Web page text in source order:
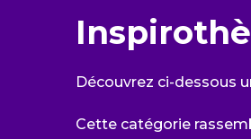
Découvrez ci-dessous
Cette catégorie